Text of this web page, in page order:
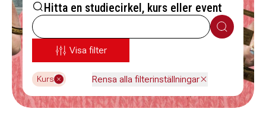
Hitta en studiecirkel, kurs eller event
Sök
Visa filter
Kurs Rensa alla filterinställningar